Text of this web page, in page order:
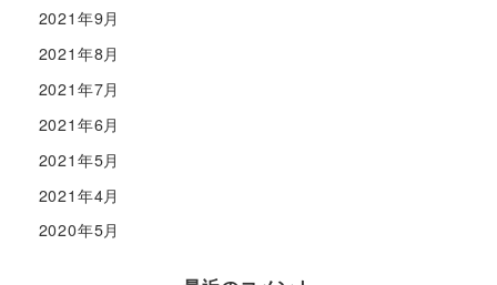
2021年9月
2021年8月
2021年7月
2021年6月
2021年5月
2021年4月
2020年5月